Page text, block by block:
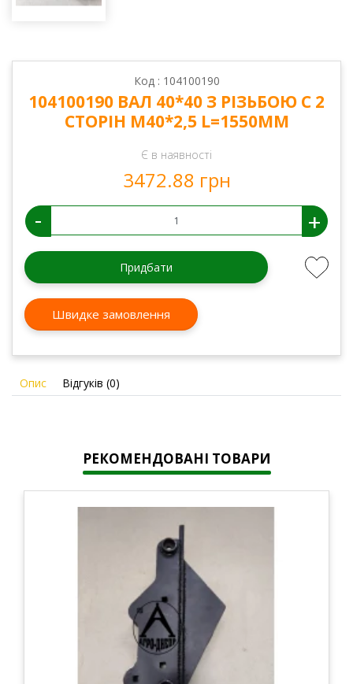
Код : 104100190
104100190 ВАЛ 40*40 З РІЗЬБОЮ С 2
СТОРІН М40*2,5 L=1550ММ
Є в наявності
3472.88 грн
- +
Придбати
Швидке замовлення
Опис Відгуків (0)
РЕКОМЕНДОВАНІ ТОВАРИ